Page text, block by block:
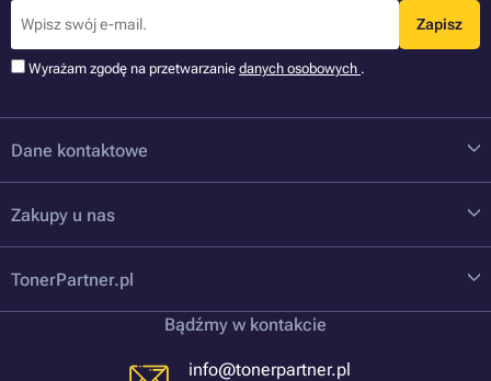
Zapisz
Wyrażam zgodę na przetwarzanie danych osobowych .
Dane kontaktowe
Zakupy u nas
TonerPartner.pl
Bądźmy w kontakcie
info@tonerpartner.pl